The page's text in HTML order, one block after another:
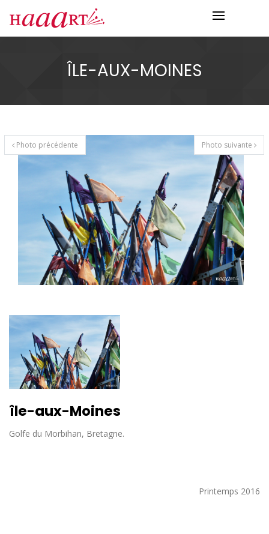
ÎLE-AUX-MOINES
Photo précédente Photo suivante
île-aux-Moines
Golfe du Morbihan, Bretagne.
Printemps 2016